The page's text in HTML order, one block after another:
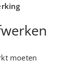
moeten